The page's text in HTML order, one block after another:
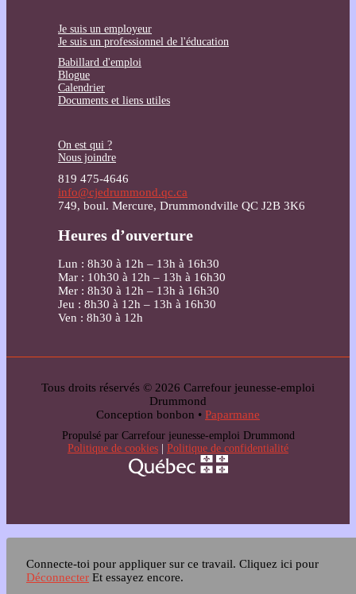
Je suis un employeur
Je suis un professionnel de l'éducation
Babillard d'emploi
Blogue
Calendrier
Documents et liens utiles
On est qui ?
Nous joindre
819 475-4646
info@cjedrummond.qc.ca
749, boul. Mercure, Drummondville QC J2B 3K6
Heures d’ouverture
Lun : 8h30 à 12h – 13h à 16h30
Mar : 10h30 à 12h – 13h à 16h30
Mer : 8h30 à 12h – 13h à 16h30
Jeu : 8h30 à 12h – 13h à 16h30
Ven : 8h30 à 12h
Tous droits réservés © 2026 Carrefour jeunesse-emploi
Drummond
Conception bonbon • Paparmane
Propulsé par Carrefour jeunesse-emploi Drummond
Politique de cookies
Politique de confidentialité
Connecte-toi pour appliquer sur ce travail. Cliquez ici pour
Déconnecter Et essayez encore.